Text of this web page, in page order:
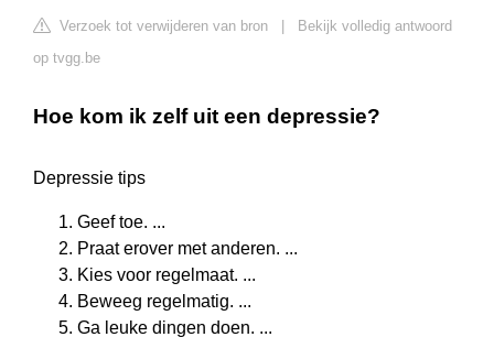
Verzoek tot verwijderen van bron
Bekijk volledig antwoord
op tvgg.be
Hoe kom ik zelf uit een depressie?
Depressie tips
Geef toe. ...
Praat erover met anderen. ...
Kies voor regelmaat. ...
Beweeg regelmatig. ...
Ga leuke dingen doen. ...